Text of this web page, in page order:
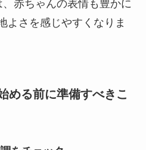
赤ちゃんの表情も豊かに
よさを感じやすくなりま
める前に準備すべきこ